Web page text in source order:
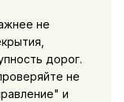
не
дорог.
не
и